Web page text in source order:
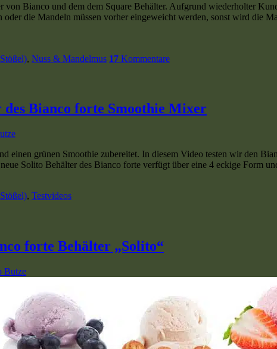
Bianco und dem dem Square Behälter. Aufgrund wiederholter
die Mandeln müssen vorher eingeweicht werden, sonst wird die
, Nuss & Mandelmus 17 Kommentare
Bianco forte Smoothie Mixer
einen grünen Smoothie zubereitet. In diesem Video testen wir den
Solito Behälter des Bianco forte verfügt über eine 4 eckige Form
, Testvideos
forte Behälter „Solito“
Butze